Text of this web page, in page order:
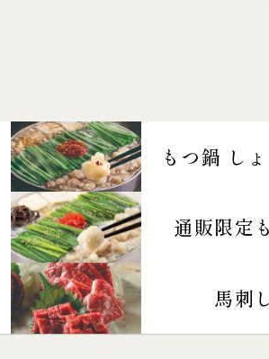
もつ鍋 し
通販限定
馬刺